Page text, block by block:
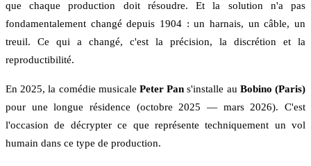
que chaque production doit résoudre. Et la solution n'a pas
fondamentalement changé depuis 1904 : un harnais, un câble, un
treuil. Ce qui a changé, c'est la précision, la discrétion et la
reproductibilité.
En 2025, la comédie musicale Peter Pan s'installe au Bobino (Paris)
pour une longue résidence (octobre 2025 — mars 2026). C'est
l'occasion de décrypter ce que représente techniquement un vol
humain dans ce type de production.